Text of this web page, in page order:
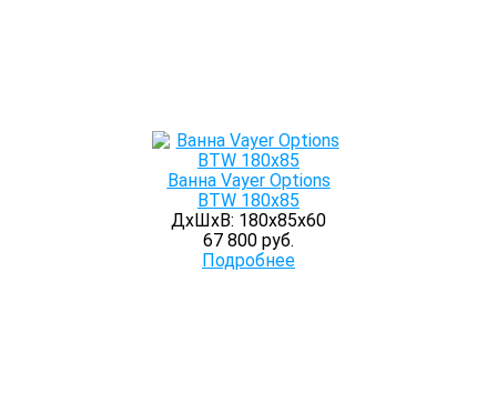
Ванна Vayer Options
BTW 180х85
ДхШхВ: 180х85х60
67 800 руб.
Подробнее